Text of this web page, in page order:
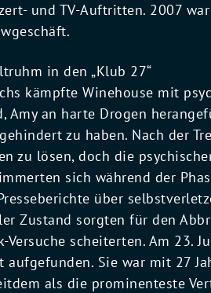
und TV-Auftritten. 2007
in den „Klub 27“
kämpfte Winehouse mit
Amy an harte Drogen
zu haben. Nach der
zu lösen, doch die
sich während der
über
Zustand sorgten für den
Versuche scheiterten. Am 23.
Sie war mit 27
als die prominenteste